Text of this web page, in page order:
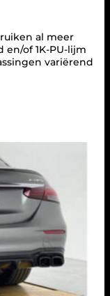
al meer
of 1K-PU-lijm
variërend